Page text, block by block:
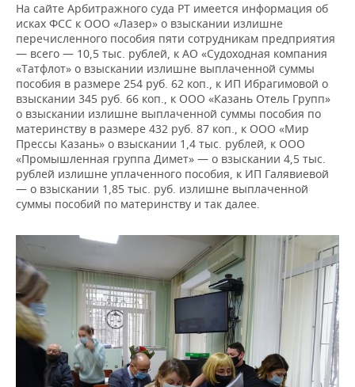
На сайте Арбитражного суда РТ имеется информация об
исках ФСС к ООО «Лазер» о взыскании излишне
перечисленного пособия пяти сотрудникам предприятия
— всего — 10,5 тыс. рублей, к АО «Судоходная компания
«Татфлот» о взыскании излишне выплаченной суммы
пособия в размере 254 руб. 62 коп., к ИП Ибрагимовой о
взыскании 345 руб. 66 коп., к ООО «Казань Отель Групп»
о взыскании излишне выплаченной суммы пособия по
материнству в размере 432 руб. 87 коп., к ООО «Мир
Прессы Казань» о взыскании 1,4 тыс. рублей, к ООО
«Промышленная группа Димет» — о взыскании 4,5 тыс.
рублей излишне уплаченного пособия, к ИП Галявиевой
— о взыскании 1,85 тыс. руб. излишне выплаченной
суммы пособий по материнству и так далее.